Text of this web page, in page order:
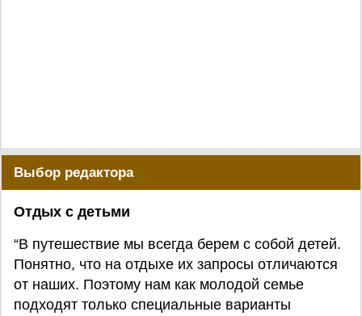
Выбор редактора
Отдых с детьми
“В путешествие мы всегда берем с собой детей.
Понятно, что на отдыхе их запросы отличаются
от наших. Поэтому нам как молодой семье
подходят только специальные варианты